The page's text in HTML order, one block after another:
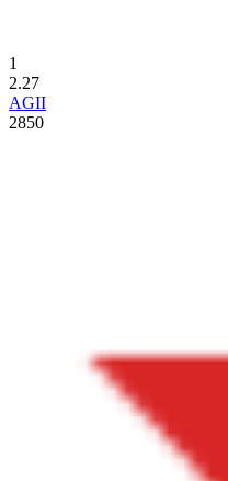
1
2.27
AGII
2850